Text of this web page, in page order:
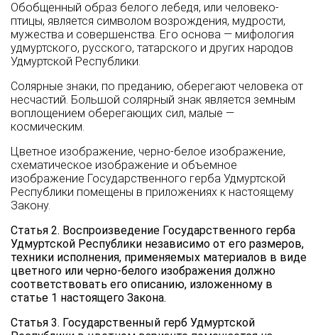
Обобщенный образ белого лебедя, или человеко-
птицы, является символом возрождения, мудрости,
мужества и совершенства. Его основа — мифология
удмуртского, русского, татарского и других народов
Удмуртской Республики.
Солярные знаки, по преданию, оберегают человека от
несчастий. Большой солярный знак является земным
воплощением оберегающих сил, малые —
космическим.
Цветное изображение, черно-белое изображение,
схематическое изображение и объемное
изображение Государственного герба Удмуртской
Республики помещены в приложениях к настоящему
Закону.
Статья 2. Воспроизведение Государственного герба
Удмуртской Республики независимо от его размеров,
техники исполнения, применяемых материалов в виде
цветного или черно-белого изображения должно
соответствовать его описанию, изложенному в
статье 1 настоящего Закона.
Статья 3. Государственный герб Удмуртской